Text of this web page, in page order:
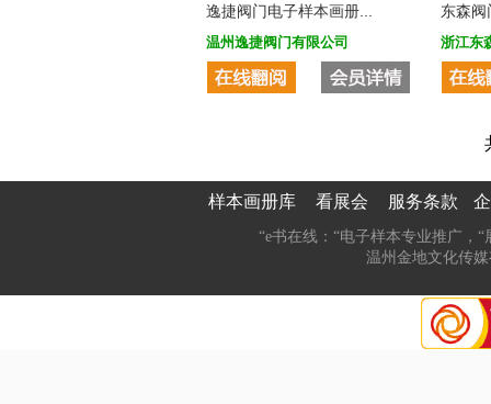
逸捷阀门电子样本画册...
温州逸捷阀门有限公司
东森阀
浙江东
样本画册库 看展会 服务条款
“e书在线：“电子样本专业推广，“
温州金地文化传